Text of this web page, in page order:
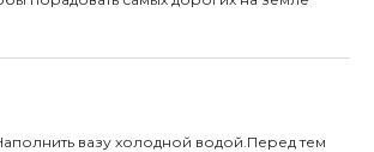
вазу холодной водой.Перед тем